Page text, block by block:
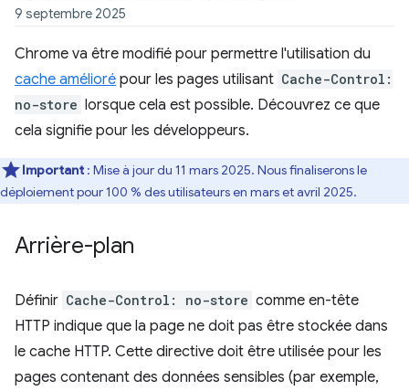
9 septembre 2025
Chrome va être modifié pour permettre l'utilisation du
cache amélioré pour les pages utilisant Cache-Control:
no-store lorsque cela est possible. Découvrez ce que
cela signifie pour les développeurs.
Important : Mise à jour du 11 mars 2025. Nous finaliserons le
déploiement pour 100 % des utilisateurs en mars et avril 2025.
Arrière-plan
Définir Cache-Control: no-store comme en-tête
HTTP indique que la page ne doit pas être stockée dans
le cache HTTP. Cette directive doit être utilisée pour les
pages contenant des données sensibles (par exemple,